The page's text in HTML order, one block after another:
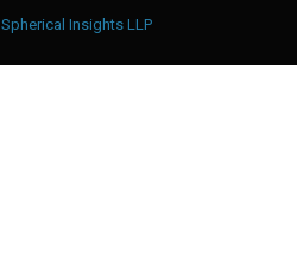
Spherical Insights LLP